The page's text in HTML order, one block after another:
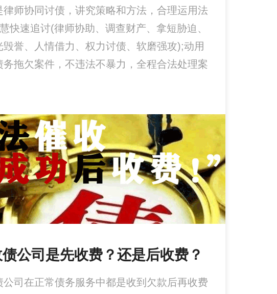
律师协同讨债，讲究策略和方法，合理运用法
快速追讨(律师协助、调查财产、拿短胁迫、
毁誉、人情借力、权力讨债、软磨强攻);动用
拖欠案件，不违法不暴力，全程合法处理案
公司是先收费？还是后收费？
公司在正常债务服务中都是收到欠款后再收费